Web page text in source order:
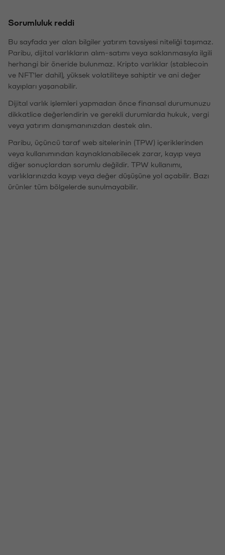
Sorumluluk reddi
Bu sayfada yer alan bilgiler yatırım tavsiyesi niteliği taşımaz.
Paribu, dijital varlıkların alım-satımı veya saklanmasıyla ilgili
herhangi bir öneride bulunmaz. Kripto varlıklar (stablecoin
ve NFT'ler dahil), yüksek volatiliteye sahiptir ve ani değer
kayıpları yaşanabilir.
Dijital varlık işlemleri yapmadan önce finansal durumunuzu
dikkatlice değerlendirin ve gerekli durumlarda hukuk, vergi
veya yatırım danışmanınızdan destek alın.
Paribu, üçüncü taraf web sitelerinin (TPW) içeriklerinden
veya kullanımından kaynaklanabilecek zarar, kayıp veya
diğer sonuçlardan sorumlu değildir. TPW kullanımı,
varlıklarınızda kayıp veya değer düşüşüne yol açabilir. Bazı
ürünler tüm bölgelerde sunulmayabilir.